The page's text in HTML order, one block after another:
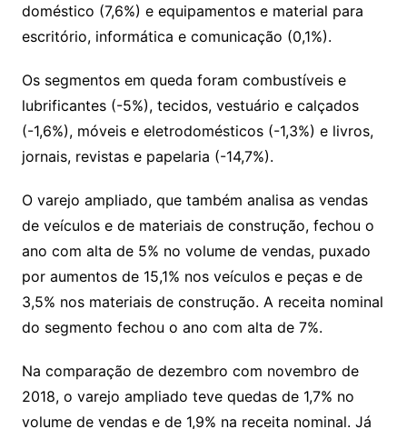
doméstico (7,6%) e equipamentos e material para
escritório, informática e comunicação (0,1%).
Os segmentos em queda foram combustíveis e
lubrificantes (-5%), tecidos, vestuário e calçados
(-1,6%), móveis e eletrodomésticos (-1,3%) e livros,
jornais, revistas e papelaria (-14,7%).
O varejo ampliado, que também analisa as vendas
de veículos e de materiais de construção, fechou o
ano com alta de 5% no volume de vendas, puxado
por aumentos de 15,1% nos veículos e peças e de
3,5% nos materiais de construção. A receita nominal
do segmento fechou o ano com alta de 7%.
Na comparação de dezembro com novembro de
2018, o varejo ampliado teve quedas de 1,7% no
volume de vendas e de 1,9% na receita nominal. Já